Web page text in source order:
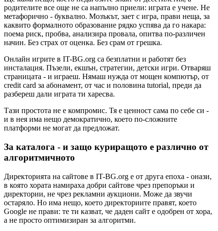
родителите все още не са напълно приели: играта е учене. Не
метафорично - буквално. Мозъкът, зает с игра, прави неща, за
каквито формалното образование рядко успява да го накара:
поема риск, пробва, анализира провала, опитва по-различен
начин. Без страх от оценка. Без срам от грешка.
Онлайн игрите в IT-BG.org са безплатни и работят без
инсталация. Пъзели, екшън, стратегии, детски игри. Отваряш
страницата - и играеш. Нямаш нужда от мощен компютър, от
credit card за абонамент, от час и половина tutorial, преди да
разбереш дали играта ти харесва.
Тази простота не е компромис. Тя е ценност сама по себе си -
и в нея има нещо демократично, което по-сложните
платформи не могат да предложат.
За каталога - и защо куриращото е различно от
алгоритмичното
Директорията на сайтове в IT-BG.org е от друга епоха - онази,
в която хората намираха добри сайтове чрез препоръки и
директории, не чрез рекламни аукциони. Може да звучи
остаряло. Но има нещо, което директориите правят, което
Google не прави: те ти казват, че даден сайт е одобрен от хора,
а не просто оптимизиран за алгоритми.